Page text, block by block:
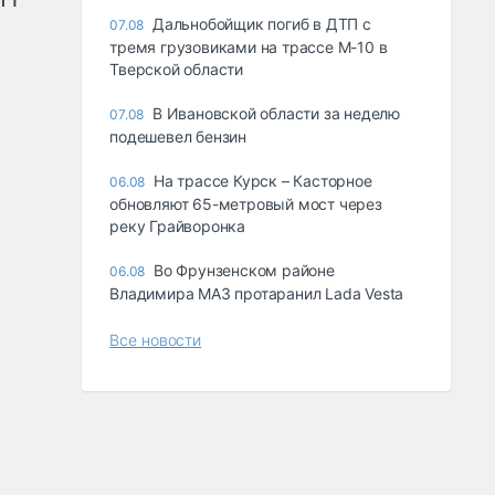
07.08 Дальнобойщик погиб в ДТП с
тремя грузовиками на трассе М-10 в
Тверской области
07.08 В Ивановской области за неделю
подешевел бензин
06.08 На трассе Курск – Касторное
обновляют 65-метровый мост через
реку Грайворонка
06.08 Во Фрунзенском районе
Владимира МАЗ протаранил Lada Vesta
Все новости